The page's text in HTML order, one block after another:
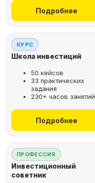
Подробнее
КУРС
Школа инвестиций
50 кейсов
33 практических
задания
230+ часов занятий
Подробнее
ПРОФЕССИЯ
Инвестиционный
советник